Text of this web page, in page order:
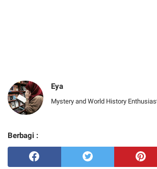
Eya
Mystery and World History
Berbagi :